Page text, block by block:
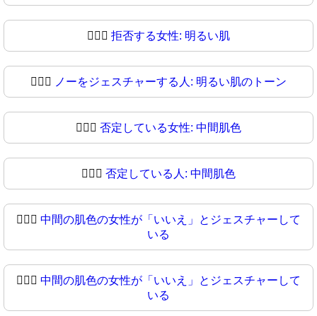
🙅🏻‍♀️ 拒否する女性: 明るい肌
🙅🏻‍♀ ノーをジェスチャーする人: 明るい肌のトーン
🙅🏼‍♀️ 否定している女性: 中間肌色
🙅🏼‍♀ 否定している人: 中間肌色
🙅🏽‍♀️ 中間の肌色の女性が「いいえ」とジェスチャーして
いる
🙅🏽‍♀ 中間の肌色の女性が「いいえ」とジェスチャーして
いる